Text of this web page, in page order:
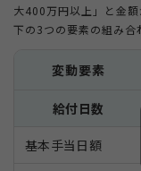
大400万円以上」と金
下の3つの要素の組み合
変動要素
給付日数
基本手当日額